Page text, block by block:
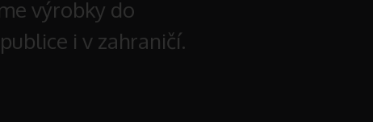
výrobky do
i v zahraničí.